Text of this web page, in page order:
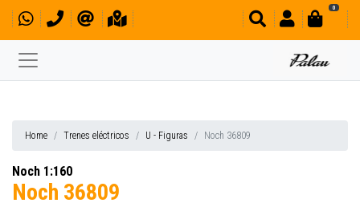
0
Home Trenes eléctricos U - Figuras Noch 36809
Noch 1:160
Noch 36809